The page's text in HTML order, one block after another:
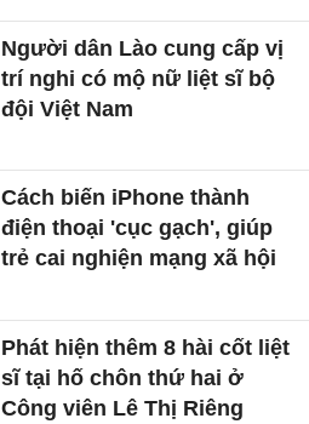
Người dân Lào cung cấp vị
trí nghi có mộ nữ liệt sĩ bộ
đội Việt Nam
Cách biến iPhone thành
điện thoại 'cục gạch', giúp
trẻ cai nghiện mạng xã hội
Phát hiện thêm 8 hài cốt liệt
sĩ tại hố chôn thứ hai ở
Công viên Lê Thị Riêng